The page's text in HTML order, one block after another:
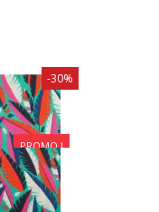
PROMO !
-30%